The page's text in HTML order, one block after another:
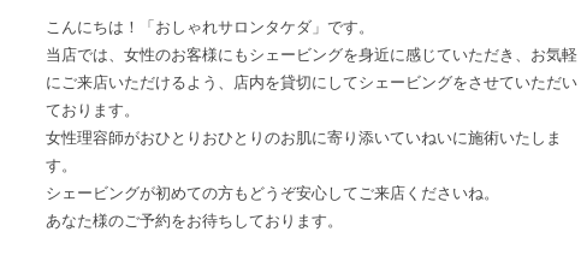
こんにちは！「おしゃれサロンタケダ」です。
当店では、女性のお客様にもシェービングを身近に感じていただき、お気軽
にご来店いただけるよう、店内を貸切にしてシェービングをさせていただい
ております。
女性理容師がおひとりおひとりのお肌に寄り添いていねいに施術いたしま
す。
シェービングが初めての方もどうぞ安心してご来店くださいね。
あなた様のご予約をお待ちしております。